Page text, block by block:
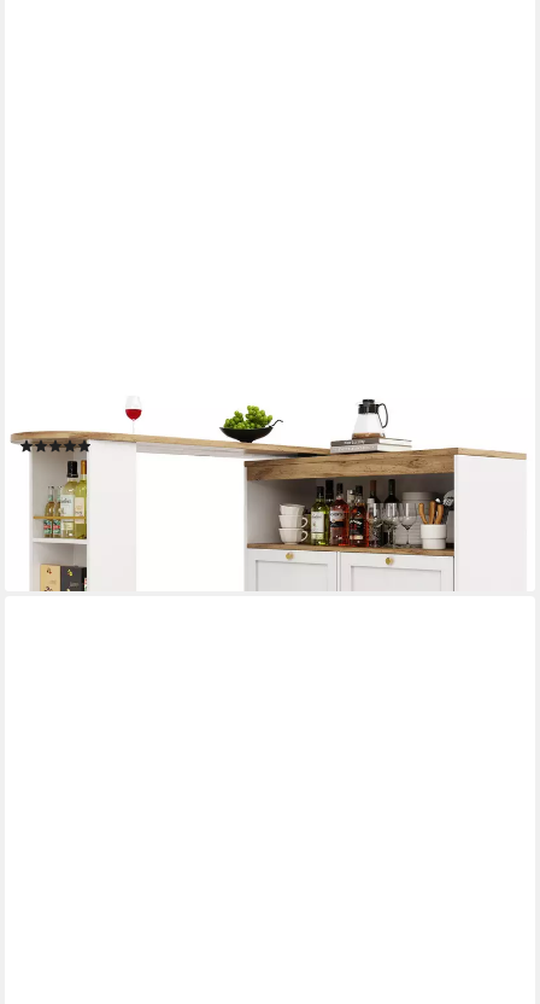
belastbar, 138 cm – 105 x 39 x 102 cm, Schwarz
(1)
249,99 €
-37%
lieferbar - in 6-8 Werktagen bei dir